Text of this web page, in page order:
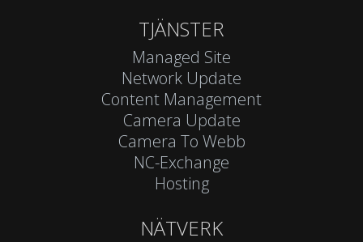
TJÄNSTER
Managed Site
Network Update
Content Management
Camera Update
Camera To Webb
NC-Exchange
Hosting
NÄTVERK